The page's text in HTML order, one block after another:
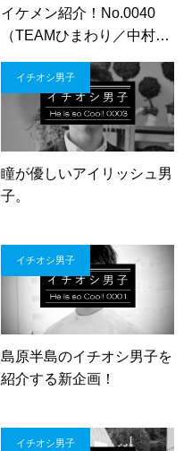
イケメン紹介！No.0040
（TEAMひまわり／中村巽
イチオシ男子
瞳が優しいアイリッシュ男
子。
イチオシ男子
島原半島のイチオシ男子を
紹介する新企画！
イチオシ男子